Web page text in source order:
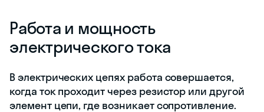
Работа и мощность
электрического тока
В электрических цепях работа совершается,
когда ток проходит через резистор или другой
элемент цепи, где возникает сопротивление.